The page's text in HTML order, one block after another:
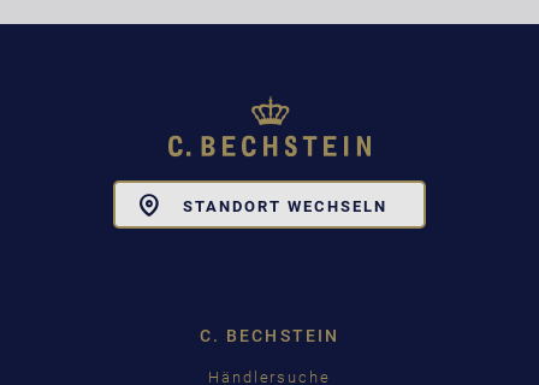
STANDORT WECHSELN
C. BECHSTEIN
Händlersuche